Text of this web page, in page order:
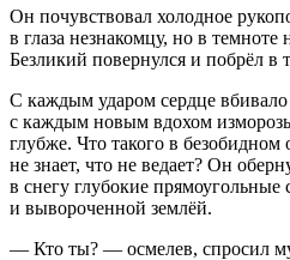
Он почувствовал холодное
в глаза незнакомцу, но в темноте
Безликий повернулся и побрёл в
С каждым ударом сердце
с каждым новым вдохом изморозь
глубже. Что такого в
не знает, что не ведает? Он
в снегу глубокие
и вывороченной землёй.
— Кто ты? — осмелев, спросил